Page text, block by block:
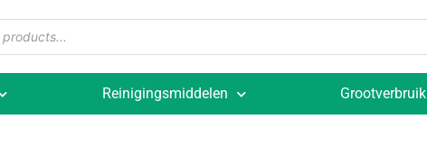
Reinigingsmiddelen Grootverbruik